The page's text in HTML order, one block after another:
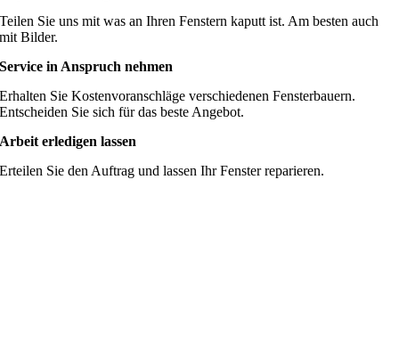
Teilen Sie uns mit was an Ihren Fenstern kaputt ist. Am besten auch
mit Bilder.
Service in Anspruch nehmen
Erhalten Sie Kostenvoranschläge verschiedenen Fensterbauern.
Entscheiden Sie sich für das beste Angebot.
Arbeit erledigen lassen
Erteilen Sie den Auftrag und lassen Ihr Fenster reparieren.